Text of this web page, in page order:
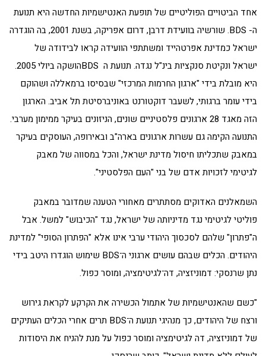
אחד הביטויים הפוליטיים של תופעת האנטישמיות החדשה היא תנועת
ה- BDS. שורשיה בוועידת דרבן, דרום אפריקה, בשנת 2001, בה הוגדרה
ישראל כמדינת אפרטהייד ומשתתפי הוועידה קראו לבידודה של
ישראל ונקיטת סנקציות בינ"ל נגדה. תנועת ה BDSהושקה ביולי 2005.
היא מובלת בידי "ארגון החרמות המרכזי" שבסיסו ברמאללה ושהוקם
בידי עומר ברגותי, לשעבר דוקטורנט באוניברסיטת תל אביב. הארגון
הזה מאגד 28 ארגונים פלסטיניים שונים, הניזונים בעיקר ממימון מערבי.
התנועה הקימה גם עשרות ארגונים בארה"ב ובאירופה, העוסקים בעיקר
במאבק שתכליתו חיסול מדינת ישראל, והכל במסווה של מאבק
לגיטימי לזכויות אדם של בני "העם הפלסטיני".
השמאלנים האדוקים מסתתרים מאחורי הטענה שמדובר במאבק
פוליטי לגיטימי נגד מדיניותה של ישראל, נגד "הכיבוש" למשל. אבל
ה"פתרון" שלהם לסכסוך היהודי ערבי אינו אלא "הפתרון הסופי" למדינת
היהודים. הכלים שבהם עושים ארגוני ה־BDS שימוש הוגדרו היטב בידי
נתן שרנסקי: דמוניזציה, דה־לגיטימציה, ומוסר כפול.
"כשם שהאנטישמיות של אתמול הכשירה את הקרקע לקראת גירוש
ורצח של היהודים, כך מנהיגי תנועת ה־BDS תרים אחרי הכלים העתיקים
של דמוניזציה, דה לגיטימציה ומוסר כפול על מנת להניח את היסודות